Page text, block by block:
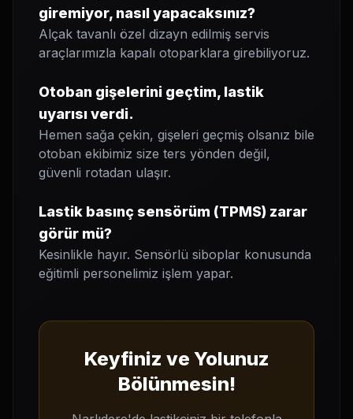
giremiyor, nasıl yapacaksınız?
Alçak tavanlı özel dizayn edilmiş servis
araçlarımızla kapalı otoparklara girebiliyoruz.
Otoban gişelerini geçtim, lastik
uyarısı verdi.
Hemen sağa çekin, gişeleri geçmiş olsanız bile
otoban ekibimiz size ters yönden değil,
güvenli rotadan ulaşır.
Lastik basınç sensörüm (TPMS) zarar
görür mü?
Kesinlikle hayır. Sensörlü siboplar konusunda
eğitimli personelimiz işlem yapar.
Keyfiniz ve Yolunuz
Bölünmesin!